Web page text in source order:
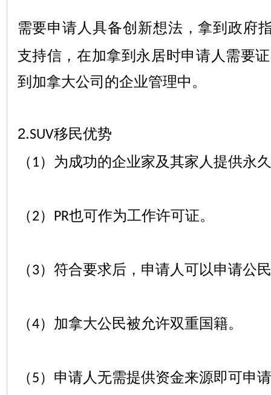
需要申请人具备创新想法，拿到政府
支持信，在加拿到永居时申请人需要
到加拿大公司的企业管理中。
2.SUV移民优势
（ 1）为成功的企业家及其家人提供永
（2） PR也可作为工作许可证。
（3）符合要求后，申请人可以申请公
（4）加拿大公民被允许双重国籍。
（5）申请人无需提供资金来源即可申